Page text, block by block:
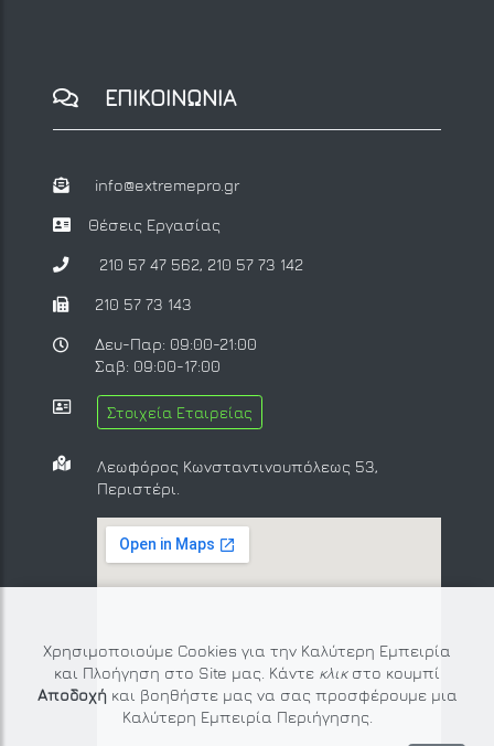
Χρησιμοποιούμε Cookies για την Καλύτερη Εμπειρία
και Πλοήγηση στο Site μας. Κάντε κλικ στο κουμπί
Αποδοχήκαι βοηθήστε μας να σας προσφέρουμε μια
Καλύτερη Εμπειρία Περιήγησης.
ΕΠΙΚΟΙΝΩΝΙΑ
info@extremepro.gr
Θέσεις Εργασίας
210 57 47 562, 210 57 73 142
210 57 73 143
Δευ-Παρ: 09:00-21:00
Σαβ: 09:00-17:00
Στοιχεία Εταιρείας
Λεωφόρος Κωνσταντινουπόλεως 53,
Περιστέρι.